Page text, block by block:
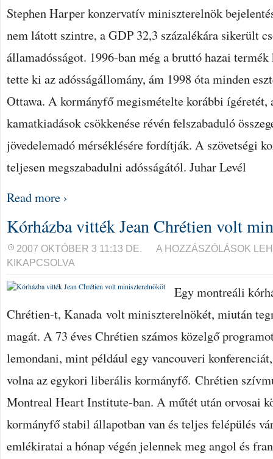
Stephen Harper konzervatív miniszterelnök
nem látott szintre, a GDP 32,3 százalékára sikerült
államadósságot. 1996-ban még a bruttó hazai
tette ki az adósságállomány, ám 1998 óta minden
Ottawa. A kormányfő megismételte korábbi ígéretét,
kamatkiadások csökkenése révén felszabaduló
jövedelemadó mérséklésére fordítják. A szövetségi
teljesen megszabadulni adósságától. Juhar Levél
Read more ›
Kórházba vitték Jean Chrétien volt
2007 OKTÓBER 3 11:13 DE.
KÓRHÁZBA
CHRÉTIEN
MINISZTERELNÖKÖT
BEJEGYZÉSHEZ
A HOZZÁSZÓLÁSOK
KIKAPCSOLVA
Egy montreáli
Chrétien-t, Kanada volt miniszterelnökét, miután
magát. A 73 éves Chrétien számos közelgő
lemondani, mint például egy vancouveri
volna az egykori liberális kormányfő. Chrétien
Montreal Heart Institute-ban. A műtét után orvosai
kormányfő stabil állapotban van és teljes felépülés
emlékiratai a hónap végén jelennek meg angol és